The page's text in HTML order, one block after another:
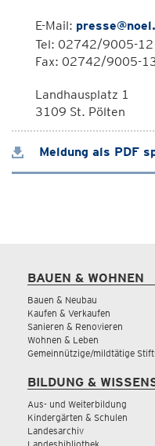
E-Mail:
Tel: 02742/9005-
Fax: 02742/9005-
Landhausplatz 1
3109 St. Pölten
Meldung als PDF
BAUEN & WOHNEN
Bauen & Neubau
Kaufen & Verkaufen
Sanieren & Renovieren
Wohnen & Leben
Gemeinnützige/mildtätige
BILDUNG &
Aus- und Weiterbildung
Kindergärten & Schulen
Landesarchiv